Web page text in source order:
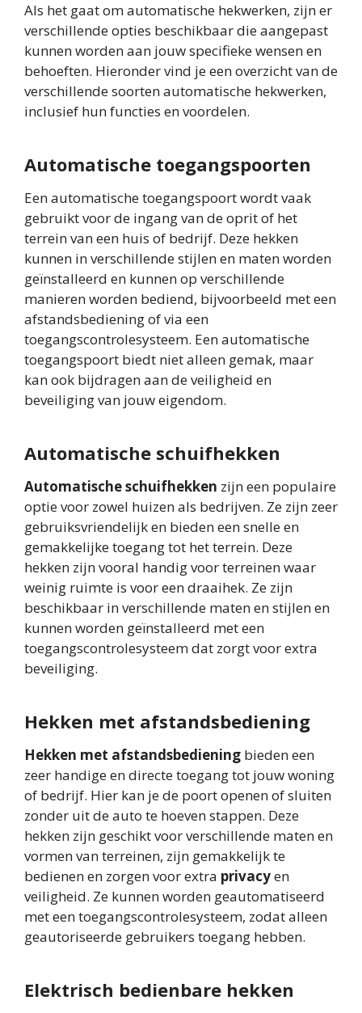
Als het gaat om automatische hekwerken, zijn er
verschillende opties beschikbaar die aangepast
kunnen worden aan jouw specifieke wensen en
behoeften. Hieronder vind je een overzicht van de
verschillende soorten automatische hekwerken,
inclusief hun functies en voordelen.
Automatische toegangspoorten
Een automatische toegangspoort wordt vaak
gebruikt voor de ingang van de oprit of het
terrein van een huis of bedrijf. Deze hekken
kunnen in verschillende stijlen en maten worden
geïnstalleerd en kunnen op verschillende
manieren worden bediend, bijvoorbeeld met een
afstandsbediening of via een
toegangscontrolesysteem. Een automatische
toegangspoort biedt niet alleen gemak, maar
kan ook bijdragen aan de veiligheid en
beveiliging van jouw eigendom.
Automatische schuifhekken
Automatische schuifhekken zijn een populaire
optie voor zowel huizen als bedrijven. Ze zijn zeer
gebruiksvriendelijk en bieden een snelle en
gemakkelijke toegang tot het terrein. Deze
hekken zijn vooral handig voor terreinen waar
weinig ruimte is voor een draaihek. Ze zijn
beschikbaar in verschillende maten en stijlen en
kunnen worden geïnstalleerd met een
toegangscontrolesysteem dat zorgt voor extra
beveiliging.
Hekken met afstandsbediening
Hekken met afstandsbediening bieden een
zeer handige en directe toegang tot jouw woning
of bedrijf. Hier kan je de poort openen of sluiten
zonder uit de auto te hoeven stappen. Deze
hekken zijn geschikt voor verschillende maten en
vormen van terreinen, zijn gemakkelijk te
bedienen en zorgen voor extra privacyen
veiligheid. Ze kunnen worden geautomatiseerd
met een toegangscontrolesysteem, zodat alleen
geautoriseerde gebruikers toegang hebben.
Elektrisch bedienbare hekken